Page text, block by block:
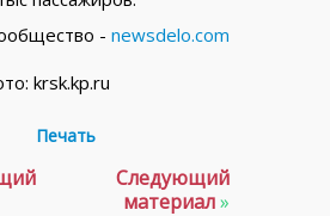
- newsdelo.com
krsk.kp.ru
Печать
Следующий
материал»